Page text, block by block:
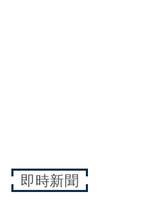
即時新聞